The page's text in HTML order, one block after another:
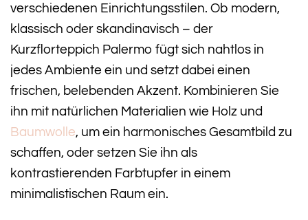
verschiedenen Einrichtungsstilen. Ob modern,
klassisch oder skandinavisch – der
Kurzflorteppich Palermo fügt sich nahtlos in
jedes Ambiente ein und setzt dabei einen
frischen, belebenden Akzent. Kombinieren Sie
ihn mit natürlichen Materialien wie Holz und
Baumwolle, um ein harmonisches Gesamtbild zu
schaffen, oder setzen Sie ihn als
kontrastierenden Farbtupfer in einem
minimalistischen Raum ein.